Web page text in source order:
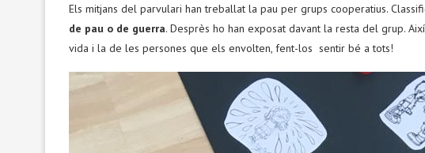
Els mitjans del parvulari han treballat la pau per grups cooperatius.
de pau o de guerra. Desprès ho han exposat davant la resta del grup.
vida i la de les persones que els envolten, fent-los sentir bé a tots!